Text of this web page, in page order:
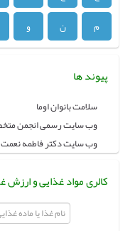
م
ن و
پیوند ها
سلامت بانوان اوما
وب سایت رسمی انجمن
وب سایت دکتر فاطمه نعمت
کالری مواد غذایی و ارزش